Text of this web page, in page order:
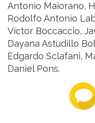
Antonio Maiorano,
Rodolfo Antonio
Víctor Boccaccio,
Dayana Astudillo
Edgardo Sclafani,
Daniel Pons.